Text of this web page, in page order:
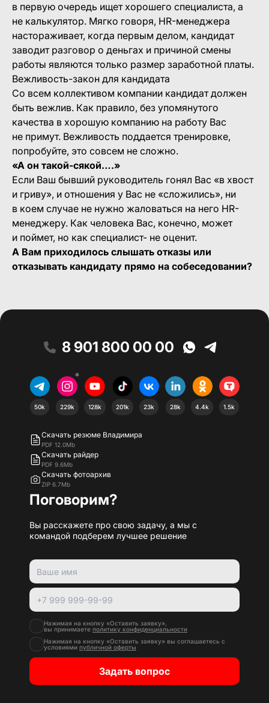
в первую очередь ищет хорошего специалиста, а
не калькулятор. Мягко говоря, HR-менеджера
настораживает, когда первым делом, кандидат
заводит разговор о деньгах и причиной смены
работы являются только размер заработной платы.
Вежливость-закон для кандидата
Со всем коллективом компании кандидат должен
быть вежлив. Как правило, без упомянутого
качества в хорошую компанию на работу Вас
не примут. Вежливость поддается тренировке,
попробуйте, это совсем не сложно.
«А он такой-сякой….»
Если Ваш бывший руководитель гонял Вас «в хвост
и гриву», и отношения у Вас не «сложились», ни
в коем случае не нужно жаловаться на него HR-
менеджеру. Как человека Вас, конечно, может
и поймет, но как специалист- не оценит.
А Вам приходилось слышать отказы или
отказывать кандидату прямо на собеседовании?
8 901 800 00 00
50k
*
229k 128k 201k 23k 28k 4.4k 1.5k
Скачать резюме Владимира
PDF 12.0Mb
Скачать райдер
PDF 9.6Mb
Скачать фотоархив
ZIP 6.7Mb
Поговорим?
Вы расскажете про свою задачу, а мы с
командой подберем лучшее решение
Нажимая на кнопку «Оставить заявку»,
вы принимаете политику конфиденциальности
Нажимая на кнопку «Оставить заявку» вы соглашаетесь с
условиями публичной оферты
Задать вопрос